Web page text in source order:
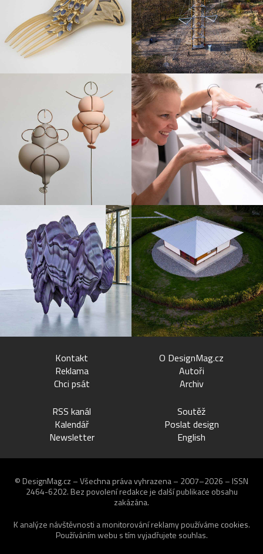
Kontakt
Reklama
Chci psát
O DesignMag.cz
Autoři
Archiv
RSS kanál
Kalendář
Newsletter
Soutěž
Poslat design
English
© DesignMag.cz – Všechna práva vyhrazena – 2007–2026 – ISSN
2464-6202. Bez povolení redakce je další publikace obsahu
zakázána.
K analýze návštěvnosti a monitorování reklamy používáme cookies.
Používáním webu s tím vyjadřujete souhlas.